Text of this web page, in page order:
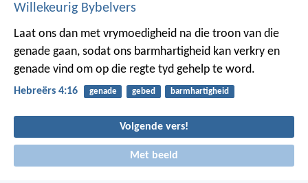
Willekeurig Bybelvers
Laat ons dan met vrymoedigheid na die troon van die
genade gaan, sodat ons barmhartigheid kan verkry en
genade vind om op die regte tyd gehelp te word.
Hebreërs 4:16 genade gebed barmhartigheid
Volgende vers!
Met beeld